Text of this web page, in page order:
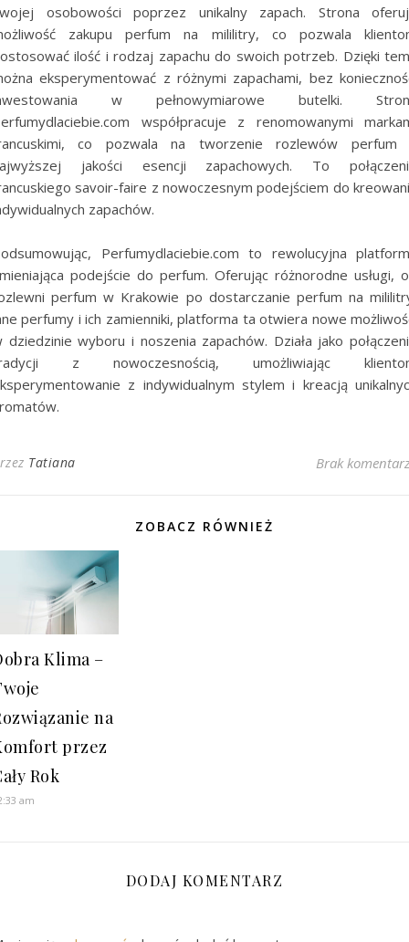
osobowości poprzez unikalny zapach. Strona
zakupu perfum na mililitry, co pozwala
ilość i rodzaj zapachu do swoich potrzeb. Dzięki
eksperymentować z różnymi zapachami, bez
w pełnowymiarowe butelki.
współpracuje z renomowanymi
co pozwala na tworzenie rozlewów perfum
jakości esencji zapachowych. To
savoir-faire z nowoczesnym podejściem do
zapachów.
Perfumydlaciebie.com to rewolucyjna
podejście do perfum. Oferując różnorodne usługi,
perfum w Krakowie po dostarczanie perfum na
perfumy i ich zamienniki, platforma ta otwiera nowe
dziedzinie wyboru i noszenia zapachów. Działa jako
z nowoczesnością, umożliwiając
z indywidualnym stylem i kreacją
Tatiana Brak
ZOBACZ RÓWNIEŻ
Klima –
na
przez
Rok
am
DODAJ KOMENTARZ